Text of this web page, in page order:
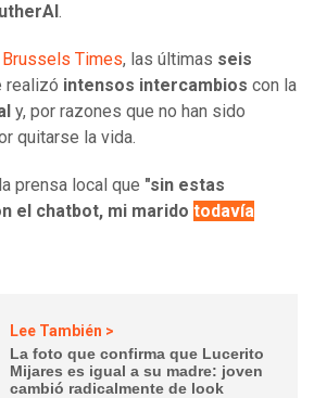
.
Brussels Times, las últimas seis
realizó intensos intercambios con la
y, por razones que no han sido
quitarse la vida.
prensa local que "sin estas
el chatbot, mi marido todavía
Lee También >
La foto que confirma que Lucerito
Mijares es igual a su madre: joven
cambió radicalmente de look